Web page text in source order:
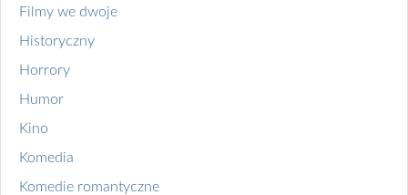
Filmy we dwoje
Historyczny
Horrory
Humor
Kino
Komedia
Komedie romantyczne